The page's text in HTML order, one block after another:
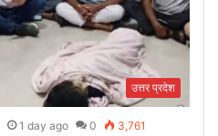
उत्तर प्रदेश
1 day ago 0 3,761